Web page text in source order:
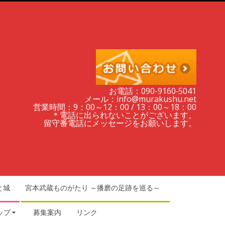
お電話：090-9160‐5041
メール：info@murakushu.net
営業時間：9：00～12：00 / 13：00～18：00
＊電話に出られないことがございます。
留守番電話にメッセージをお願いします。
城 宮本武蔵ものがたり ～播磨の足跡を巡る～
プ 募集案内 リンク